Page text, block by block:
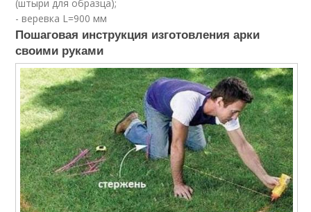
(штыри для образца);
- веревка L=900 мм
Пошаговая инструкция изготовления арки
своими руками